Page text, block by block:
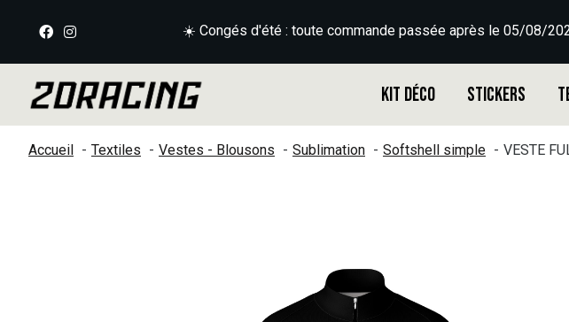
☀️ Congés d'été : toute commande passée après le 05/08/
Kit déco Stickers
Accueil Textiles Vestes - Blousons Sublimation Softshell simple VESTE